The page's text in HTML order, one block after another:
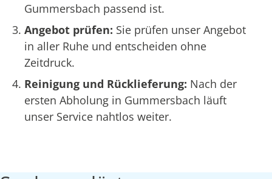
Gummersbach passend ist.
Angebot prüfen: Sie prüfen unser Angebot
in aller Ruhe und entscheiden ohne
Zeitdruck.
Reinigung und Rücklieferung: Nach der
ersten Abholung in Gummersbach läuft
unser Service nahtlos weiter.